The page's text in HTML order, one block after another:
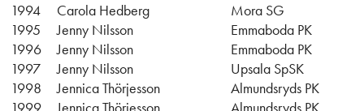
1994 Carola Hedberg
Mora SG
1995
Jenny Nilsson
Emmaboda PK
1996
Jenny Nilsson
Emmaboda PK
1997
Jenny Nilsson
Upsala SpSK
1998
Jennica Thörjesson
Almundsryds PK